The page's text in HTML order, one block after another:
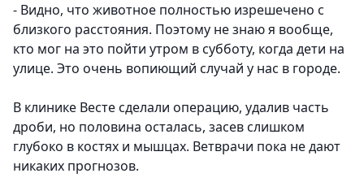
- Видно, что животное полностью изрешечено с
близкого расстояния. Поэтому не знаю я вообще,
кто мог на это пойти утром в субботу, когда дети на
улице. Это очень вопиющий случай у нас в городе.
В клинике Весте сделали операцию, удалив часть
дроби, но половина осталась, засев слишком
глубоко в костях и мышцах. Ветврачи пока не дают
никаких прогнозов.